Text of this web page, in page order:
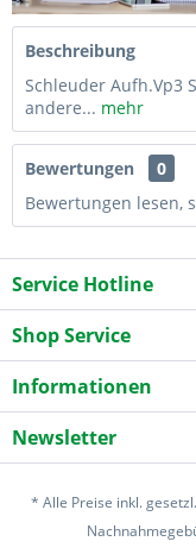
Beschreibung
Schleuder Aufh.Vp3
andere... mehr
Bewertungen
0
Bewertungen lesen,
Service Hotline
Shop Service
Informationen
Newsletter
* Alle Preise inkl.